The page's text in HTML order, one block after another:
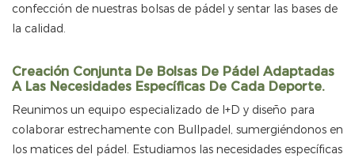
confección de nuestras bolsas de pádel y sentar las bases de
la calidad.
Creación Conjunta De Bolsas De Pádel Adaptadas
A Las Necesidades Específicas De Cada Deporte.
Reunimos un equipo especializado de I+D y diseño para
colaborar estrechamente con Bullpadel, sumergiéndonos en
los matices del pádel. Estudiamos las necesidades específicas